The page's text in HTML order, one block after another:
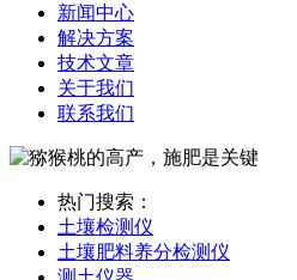
新闻中心
解决方案
技术文章
关于我们
联系我们
热门搜索：
土壤检测仪
土壤肥料养分检测仪